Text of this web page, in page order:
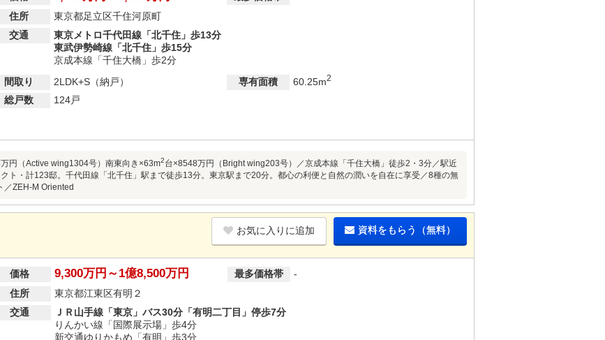
住所
東京都足立区千住河原町
交通
東京メトロ千代田線「北千住」歩13分
東武伊勢崎線「北千住」歩15分
京成本線「千住大橋」歩2分
間取り
2LDK+S（納戸） 専有面積 60.25m2
総戸数 124戸
円（Active wing1304号）南東向き×63m2台×8548万円（Bright wing203号）／京成本線「千住大橋」徒歩2・3分／駅近
ト・計123邸。千代田線「北千住」駅まで徒歩13分。東京駅まで20分。都心の利便と自然の潤いを自在に享受／8種の無
／ZEH-M Oriented
お気に入りに追加 資料をもらう（無料）
価格 9,300万円～1億8,500万円 最多価格帯
-
住所
東京都江東区有明２
交通
ＪＲ山手線「東京」バス30分「有明二丁目」停歩7分
りんかい線「国際展示場」歩4分
新交通ゆりかもめ「有明」歩3分